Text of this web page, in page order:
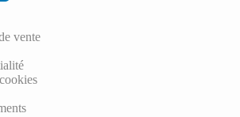
vente